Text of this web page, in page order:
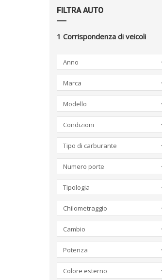
FILTRA AUTO
1 Corrispondenza di veicoli
Anno
Marca
Modello
Condizioni
Tipo di carburante
Numero porte
Tipologia
Chilometraggio
Cambio
Potenza
Colore esterno